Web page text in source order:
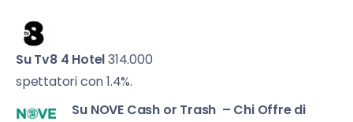
Su Tv8 4 Hotel314.000
spettatori con 1.4%.
Su NOVE Cash or Trash – Chi Offre di